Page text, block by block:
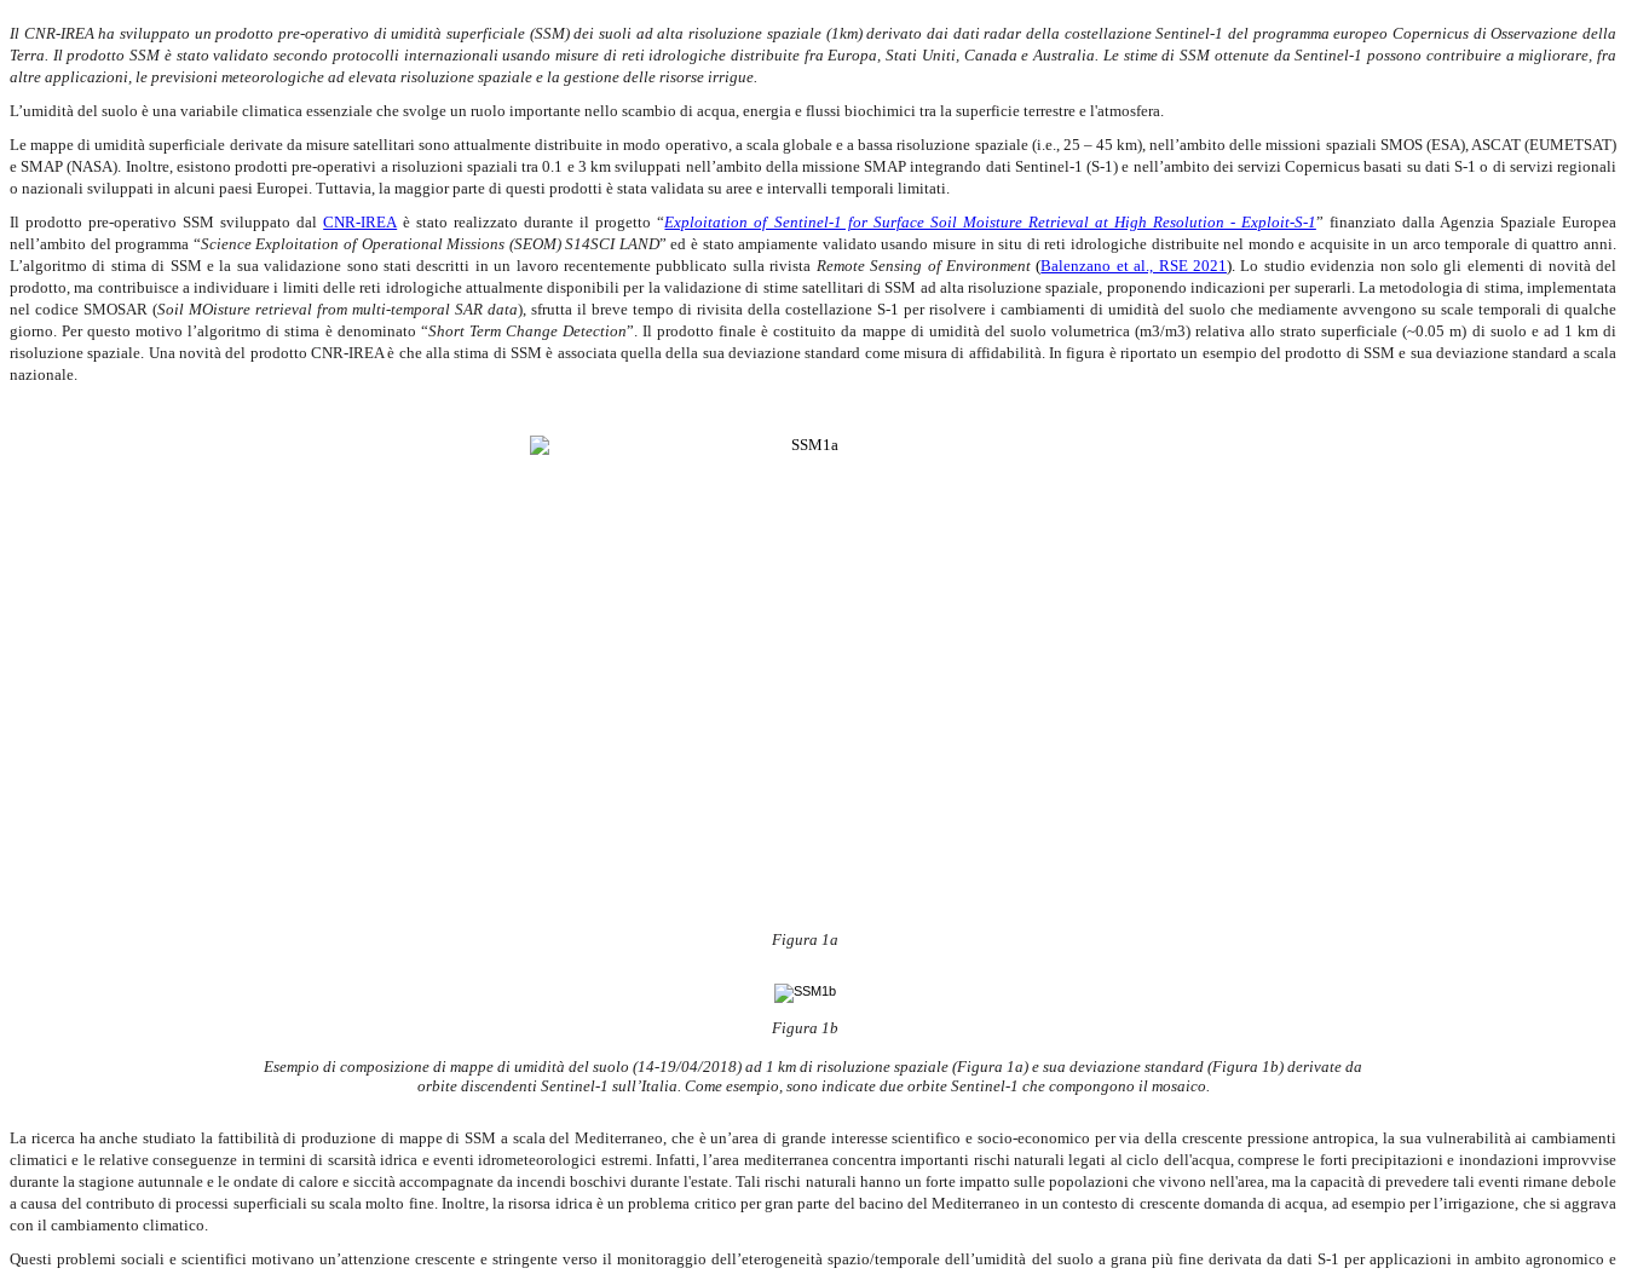
Il CNR-IREA ha sviluppato un prodotto pre-operativo di umidità superficiale (SSM) dei suoli ad alta risoluzione spaziale (1km) derivato dai dati radar della costellazione Sentinel-1 del programma europeo Copernicus di Osservazione della
Terra. Il prodotto SSM è stato validato secondo protocolli internazionali usando misure di reti idrologiche distribuite fra Europa, Stati Uniti, Canada e Australia. Le stime di SSM ottenute da Sentinel-1 possono contribuire a migliorare, fra
altre applicazioni, le previsioni meteorologiche ad elevata risoluzione spaziale e la gestione delle risorse irrigue.
L’umidità del suolo è una variabile climatica essenziale che svolge un ruolo importante nello scambio di acqua, energia e flussi biochimici tra la superficie terrestre e l'atmosfera.
Le mappe di umidità superficiale derivate da misure satellitari sono attualmente distribuite in modo operativo, a scala globale e a bassa risoluzione spaziale (i.e., 25 – 45 km), nell’ambito delle missioni spaziali SMOS (ESA), ASCAT (EUMETSAT)
e SMAP (NASA). Inoltre, esistono prodotti pre-operativi a risoluzioni spaziali tra 0.1 e 3 km sviluppati nell’ambito della missione SMAP integrando dati Sentinel-1 (S-1) e nell’ambito dei servizi Copernicus basati su dati S-1 o di servizi regionali
o nazionali sviluppati in alcuni paesi Europei. Tuttavia, la maggior parte di questi prodotti è stata validata su aree e intervalli temporali limitati.
Il prodotto pre-operativo SSM sviluppato dalCNR-IREA è stato realizzato durante il progetto “Exploitation of Sentinel-1 for Surface Soil Moisture Retrieval at High Resolution - Exploit-S-1” finanziato dalla Agenzia Spaziale Europea
nell’ambito del programma “Science Exploitation of Operational Missions (SEOM) S14SCI LAND” ed è stato ampiamente validato usando misure in situ di reti idrologiche distribuite nel mondo e acquisite in un arco temporale di quattro anni.
L’algoritmo di stima di SSM e la sua validazione sono stati descritti in un lavoro recentemente pubblicato sulla rivista Remote Sensing of Environment(Balenzano et al., RSE 2021).Lo studio evidenzia non solo gli elementi di novità del
prodotto, ma contribuisce a individuare i limiti delle reti idrologiche attualmente disponibili per la validazione di stime satellitari di SSM ad alta risoluzione spaziale, proponendo indicazioni per superarli. La metodologia di stima, implementata
nel codice SMOSAR (Soil MOisture retrieval from multi-temporal SAR data), sfrutta il breve tempo di rivisita della costellazione S-1 per risolvere i cambiamenti di umidità del suolo che mediamente avvengono su scale temporali di qualche
giorno. Per questo motivo l’algoritmo di stima è denominato “Short Term Change Detection”. Il prodotto finale è costituito da mappe di umidità del suolo volumetrica (m3/m3) relativa allo strato superficiale (~0.05 m) di suolo e ad 1 km di
risoluzione spaziale. Una novità del prodotto CNR-IREA è che alla stima di SSM è associata quella della sua deviazione standard come misura di affidabilità. In figura è riportato un esempio del prodotto di SSM e sua deviazione standard a scala
nazionale.
Figura 1a
Figura 1b
Esempio di composizione di mappe di umidità del suolo (14-19/04/2018) ad 1 km di risoluzione spaziale (Figura 1a) e sua deviazione standard (Figura 1b) derivate da
orbite discendenti Sentinel-1 sull’Italia. Come esempio, sono indicate due orbite Sentinel-1 che compongono il mosaico.
La ricerca ha anche studiato la fattibilità di produzione di mappe di SSM a scala del Mediterraneo, che è un’area di grande interesse scientifico e socio-economico per via della crescente pressione antropica, la sua vulnerabilità ai cambiamenti
climatici e le relative conseguenze in termini di scarsità idrica e eventi idrometeorologici estremi. Infatti, l’area mediterranea concentra importanti rischi naturali legati al ciclo dell'acqua, comprese le forti precipitazioni e inondazioni improvvise
durante la stagione autunnale e le ondate di calore e siccità accompagnate da incendi boschivi durante l'estate. Tali rischi naturali hanno un forte impatto sulle popolazioni che vivono nell'area, ma la capacità di prevedere tali eventi rimane debole
a causa del contributo di processi superficiali su scala molto fine. Inoltre, la risorsa idrica è un problema critico per gran parte del bacino del Mediterraneo in un contesto di crescente domanda di acqua, ad esempio per l’irrigazione, che si aggrava
con il cambiamento climatico.
Questi problemi sociali e scientifici motivano un’attenzione crescente e stringente verso il monitoraggio dell’eterogeneità spazio/temporale dell’umidità del suolo a grana più fine derivata da dati S-1 per applicazioni in ambito agronomico e